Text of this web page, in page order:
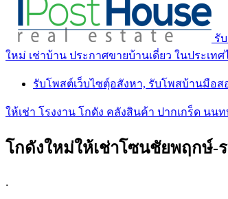
รั
ใหม่ เช่าบ้าน ประกาศขายบ้านเดี่ยว ในประเทศ
รับโพสต์เว็บไซตฺ์อสังหา, รับโพสบ้านมือ
ให้เช่า โรงงาน โกดัง คลังสินค้า ปากเกร็ด นนท
โกดังใหม่ให้เช่าโซนชัยพฤกษ์-ร
.